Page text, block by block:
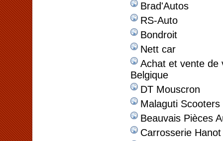
Brad'Autos
RS-Auto
Bondroit
Nett car
Achat et vente de
Belgique
DT Mouscron
Malaguti Scooters
Beauvais Pièces
Carrosserie Hanot